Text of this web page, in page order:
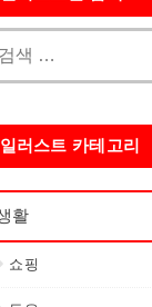
일러스트 카테고리
활
쇼핑